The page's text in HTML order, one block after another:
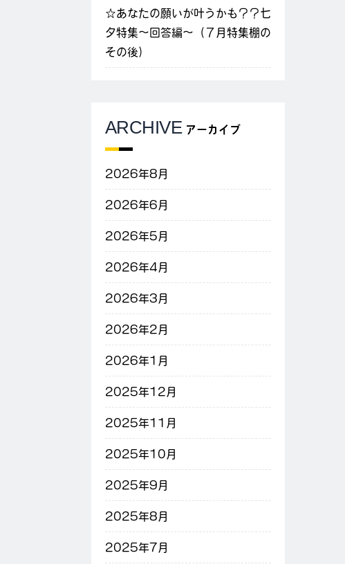
☆あなたの願いが叶うかも？？七
夕特集～回答編～（７月特集棚の
その後）
ARCHIVE アーカイブ
2026年8月
2026年6月
2026年5月
2026年4月
2026年3月
2026年2月
2026年1月
2025年12月
2025年11月
2025年10月
2025年9月
2025年8月
2025年7月